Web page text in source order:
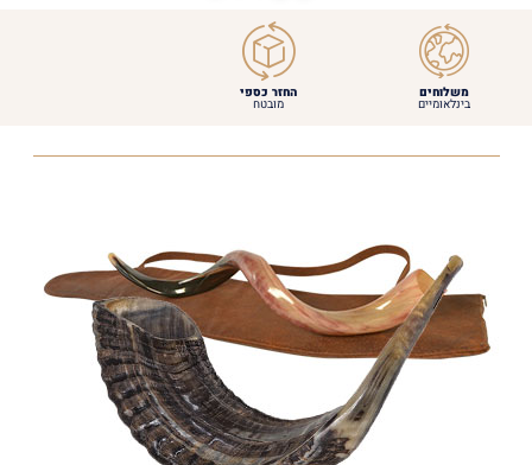
משלוחים
בינלאומיים
החזר כספי
מובטח